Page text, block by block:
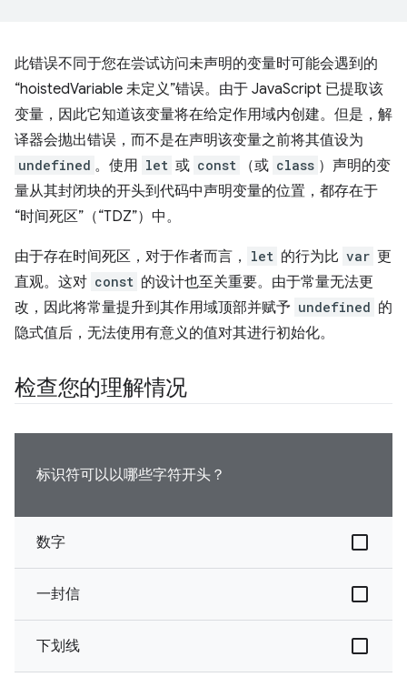
此错误不同于您在尝试访问未声明的变量时可能会遇到的
“hoistedVariable 未定义”错误。由于 JavaScript 已提取该
变量，因此它知道该变量将在给定作用域内创建。但是，解
译器会抛出错误，而不是在声明该变量之前将其值设为
undefined 。使用 let 或 const （或 class ）声明的变
量从其封闭块的开头到代码中声明变量的位置，都存在于
“时间死区”（“TDZ”）中。
由于存在时间死区，对于作者而言， let 的行为比 var 更
直观。这对 const 的设计也至关重要。由于常量无法更
改，因此将常量提升到其作用域顶部并赋予 undefined 的
隐式值后，无法使用有意义的值对其进行初始化。
检查您的理解情况
标识符可以以哪些字符开头？
数字
一封信
下划线